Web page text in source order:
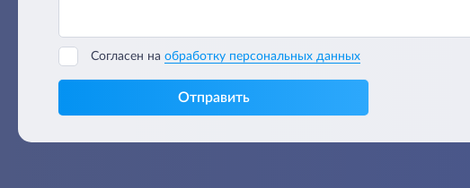
Согласен на обработку персональных данных
Отправить